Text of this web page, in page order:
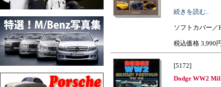
続きを読む..
ソフトカバー／
税込価格 3,990
[5172]
Dodge WW2